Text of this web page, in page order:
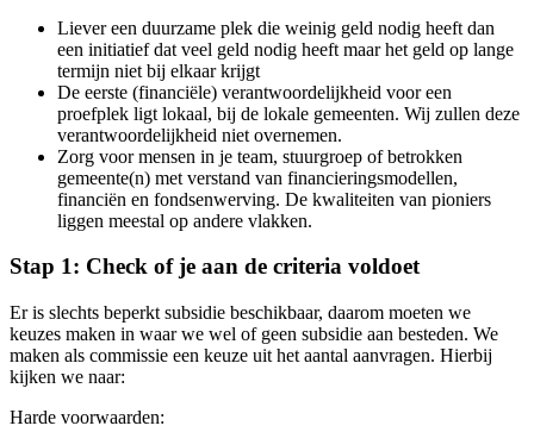
Liever een duurzame plek die weinig geld nodig heeft dan
een initiatief dat veel geld nodig heeft maar het geld op lange
termijn niet bij elkaar krijgt
De eerste (financiële) verantwoordelijkheid voor een
proefplek ligt lokaal, bij de lokale gemeenten. Wij zullen deze
verantwoordelijkheid niet overnemen.
Zorg voor mensen in je team, stuurgroep of betrokken
gemeente(n) met verstand van financieringsmodellen,
financiën en fondsenwerving. De kwaliteiten van pioniers
liggen meestal op andere vlakken.
Stap 1: Check of je aan de criteria voldoet
Er is slechts beperkt subsidie beschikbaar, daarom moeten we
keuzes maken in waar we wel of geen subsidie aan besteden. We
maken als commissie een keuze uit het aantal aanvragen. Hierbij
kijken we naar:
Harde voorwaarden: